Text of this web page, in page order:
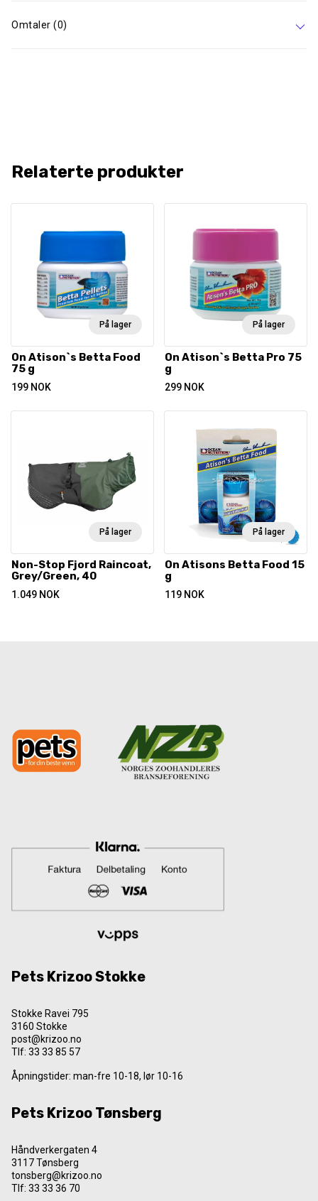
Omtaler (0)
Relaterte produkter
På lager
On Atison`s Betta Food
75 g
199 NOK
På lager
On Atison`s Betta Pro 75
g
299 NOK
På lager
Non-Stop Fjord Raincoat,
Grey/Green, 40
1.049 NOK
På lager
On Atisons Betta Food 15
g
119 NOK
Pets Krizoo Stokke
Stokke Ravei 795
3160 Stokke
post@krizoo.no
Tlf: 33 33 85 57
Åpningstider: man-fre 10-18, lør 10-16
Pets Krizoo Tønsberg
Håndverkergaten 4
3117 Tønsberg
tonsberg@krizoo.no
Tlf: 33 33 36 70